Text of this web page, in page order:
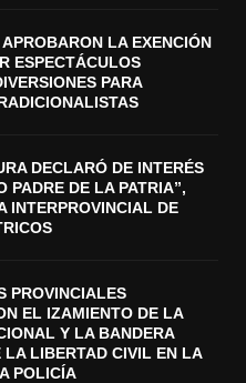
LA EXENCIÓN
ESPECTÁCULOS
PARA
DECLARÓ DE INTERÉS
PADRE DE LA PATRIA”,
INTERPROVINCIAL DE
PROVINCIALES
EL IZAMIENTO DE LA
Y LA BANDERA
LA LIBERTAD CIVIL EN LA
POLICÍA